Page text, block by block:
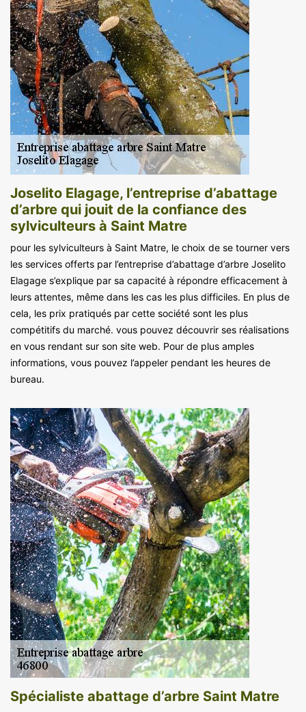
Joselito Elagage, l’entreprise d’abattage
d’arbre qui jouit de la confiance des
sylviculteurs à Saint Matre
pour les sylviculteurs à Saint Matre, le choix de se tourner vers
les services offerts par l’entreprise d’abattage d’arbre Joselito
Elagage s’explique par sa capacité à répondre efficacement à
leurs attentes, même dans les cas les plus difficiles. En plus de
cela, les prix pratiqués par cette société sont les plus
compétitifs du marché. vous pouvez découvrir ses réalisations
en vous rendant sur son site web. Pour de plus amples
informations, vous pouvez l’appeler pendant les heures de
bureau.
Spécialiste abattage d’arbre Saint Matre